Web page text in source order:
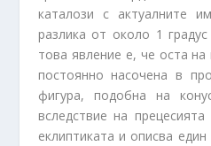
каталози с актуалните
разлика от около 1
това явление е, че оста
постоянно насочена в
фигура, подобна на
вследствие на
еклиптиката и описва